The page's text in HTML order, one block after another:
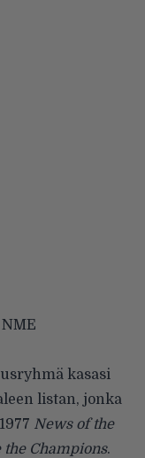
kasasi
listan, jonka
News of the
the Champions.